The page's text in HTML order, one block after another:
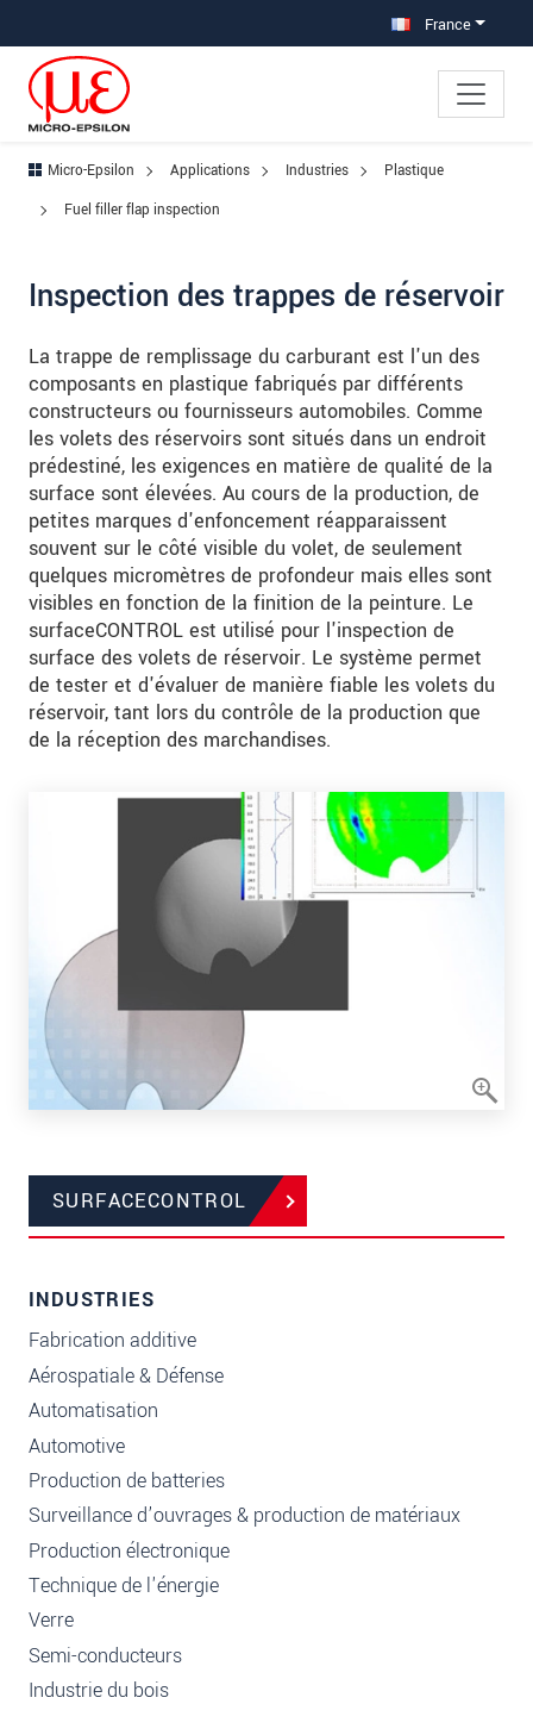
France
Micro-Epsilon Applications Industries
Plastique
Fuel filler flap inspection
Inspection des trappes de réservoir
La trappe de remplissage du carburant est l'un des
composants en plastique fabriqués par différents
constructeurs ou fournisseurs automobiles. Comme
les volets des réservoirs sont situés dans un endroit
prédestiné, les exigences en matière de qualité de la
surface sont élevées. Au cours de la production, de
petites marques d'enfoncement réapparaissent
souvent sur le côté visible du volet, de seulement
quelques micromètres de profondeur mais elles sont
visibles en fonction de la finition de la peinture. Le
surfaceCONTROL est utilisé pour l'inspection de
surface des volets de réservoir. Le système permet
de tester et d'évaluer de manière fiable les volets du
réservoir, tant lors du contrôle de la production que
de la réception des marchandises.
SURFACECONTROL
INDUSTRIES
Fabrication additive
Aérospatiale & Défense
Automatisation
Automotive
Production de batteries
Surveillance d’ouvrages & production de matériaux
Production électronique
Technique de l'énergie
Verre
Semi-conducteurs
Industrie du bois